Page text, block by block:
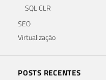
SQL CLR
SEO
Virtualização
POSTS RECENTES